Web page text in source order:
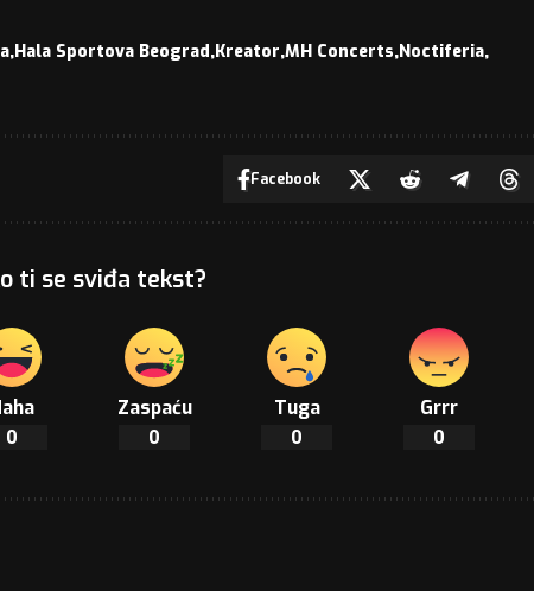
Hala Sportova Beograd Kreator MH Concerts Noctiferia
Facebook
ti se sviđa tekst?
0
Zaspaću
0
Tuga
0
Grrr
0